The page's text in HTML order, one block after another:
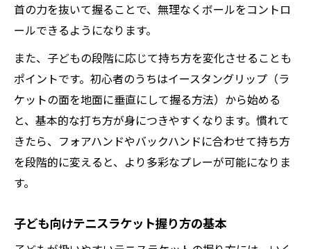
首の力を抜いて握ることで、無理なくボールをコントロ
ールできるようになります。
また、子どもの段階に応じて持ち方を変化させることも
ポイントです。初心者のうちはイースタングリップ（ラ
ケットの面を地面に垂直にして握る方法）から始める
と、基本的な打ち方が身につきやすくなります。慣れて
きたら、フォアハンドやバックハンドに合わせて持ち方
を段階的に変えると、より多彩なプレーが可能になりま
す。
子ども向けテニスラケット握り方の基本